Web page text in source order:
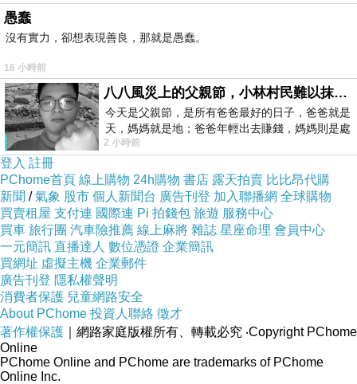
平埔族語所音譯而來。直到乾隆25年（1760）續修《臺灣府誌》時，始
出現「關渡」；日治時代一度改稱為「江頭」，但是光復後又恢復成
「關渡」，並沿用至今。
財團法人-關渡宮http://www.kuantu.org.tw/GDT_C_01.html
.
↑ 北投捷運站１號左出口就有站牌。
↑ 下車站：貴子坑水土保持園區。
↑ 一下車，直行或向後行，都是可以抵達花海的。
↑ 我選擇向後行，跟著人潮走。
↑ 消防局秀山分隊。
愚蠢
沒有實力，卻想表現善良，那就是愚蠢。
16 小時前
八八風災上的父親節，小林村民難以抹滅的痛
今天是父親節，是所有爸爸最好的日子，爸爸就是
天，媽媽就是地；爸爸年輕出去賺錢，媽媽則是處
理家務，職業不分高低貴賤，只有人品才
2 小時前
登入 註冊
PChome首頁 線上購物 24h購物 書店 露天拍賣 比比昂代購
新聞 /氣象 股市 個人新聞台 廣告刊登 加入聯播網 全球購物
買賣租屋 支付連 國際連 Pi 拍錢包 旅遊 服務中心
買車 旅行團 汽車險推薦 線上麻將 雜誌 星座命理 會員中心
一元簡訊 直播達人 數位憑證 企業簡訊
買網址 虛擬主機 企業郵件
廣告刊登 隱私權聲明
消費者保護 兒童網路安全
About PChome 投資人聯絡 徵才
著作權保護 ｜網路家庭版權所有、轉載必究 ‧Copyright PChome
Online
PChome Online and PChome are trademarks of PChome
Online Inc.